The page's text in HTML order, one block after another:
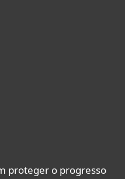
proteger o progresso